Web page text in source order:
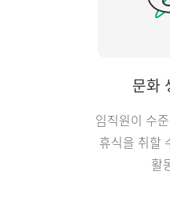
문화
임직원이 수
휴식을 취할
활